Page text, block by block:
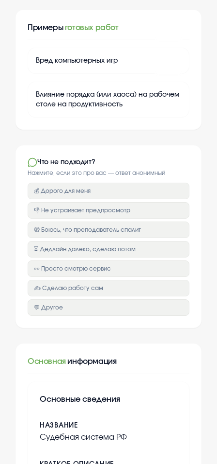
Примеры готовых работ
Вред компьютерных игр
Влияние порядка (или хаоса) на рабочем
столе на продуктивность
Что не подходит?
Нажмите, если это про вас — ответ анонимный
💰 Дорого для меня
👎 Не устраивает предпросмотр
🫣 Боюсь, что преподаватель спалит
⏳ Дедлайн далеко, сделаю потом
👀 Просто смотрю сервис
✍️ Сделаю работу сам
💬 Другое
Основная информация
Основные сведения
НАЗВАНИЕ
Судебная система РФ